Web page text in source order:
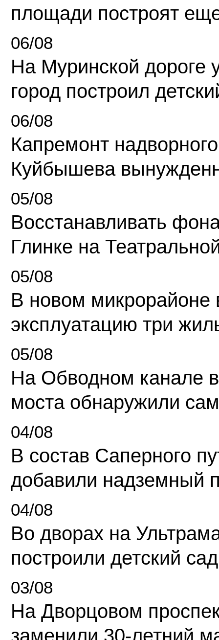
площади построят
06/08
На Муринской дороге
город построил
06/08
Капремонт
Куйбышева
05/08
Восстанавливать
Глинке на
05/08
В новом микрорайоне
эксплуатацию три
05/08
На Обводном канале
моста обнаружили
04/08
В состав Саперного
добавили надземный
04/08
Во дворах на
построили детский сад
03/08
На Дворцовом
заменили 30-летний